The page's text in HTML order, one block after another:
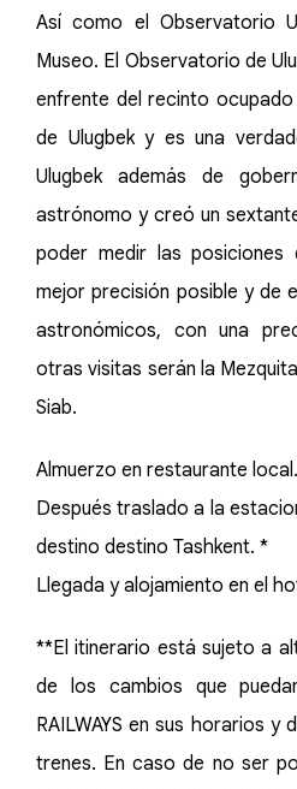
Así como el Observatorio
Museo. El Observatorio de
enfrente del recinto
de Ulugbek y es una
Ulugbek además de
astrónomo y creó un
poder medir las
mejor precisión posible y de
astronómicos, con una
otras visitas serán la
Siab.
Almuerzo en restaurante local.
Después traslado a la
destino destino Tashkent. *
Llegada y alojamiento en el
**El itinerario está sujeto a
de los cambios que
RAILWAYS en sus horarios y
trenes. En caso de no ser